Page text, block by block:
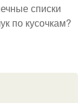
списки
по кусочкам?